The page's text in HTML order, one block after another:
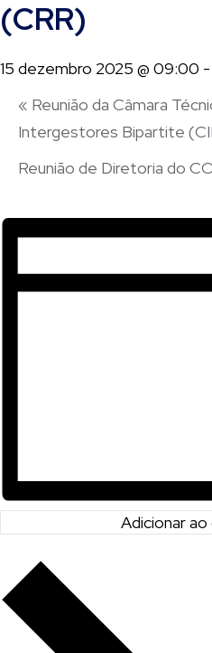
(CRR)
15 dezembro 2025 @ 09:00 -
« Reunião da Câmara
Intergestores Bipartite
Reunião de Diretoria do
Adicionar ao